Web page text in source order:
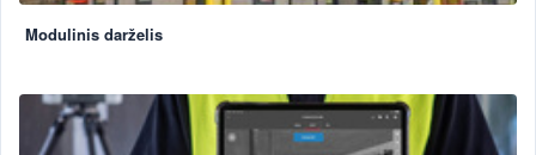
Modulinis darželis